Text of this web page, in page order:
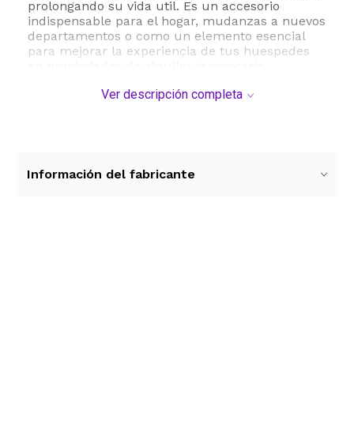
prolongando su vida util. Es un accesorio
indispensable para el hogar, mudanzas a nuevos
departamentos o como un elemento esencial
para mejorar la experiencia de tus huespedes
Su diseno ajustado tipo sabana bajera con
es totalmente apto para lavado a maquina en
Ver descripción completa
Información del fabricante